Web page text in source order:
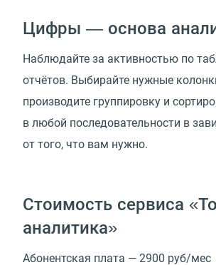
Цифры — основа
Наблюдайте за активностью по
отчётов. Выбирайте нужные
производите группировку и
в любой последовательности в
от того, что вам нужно.
Стоимость сервиса
аналитика»
Абонентская плата — 2900 руб/мес